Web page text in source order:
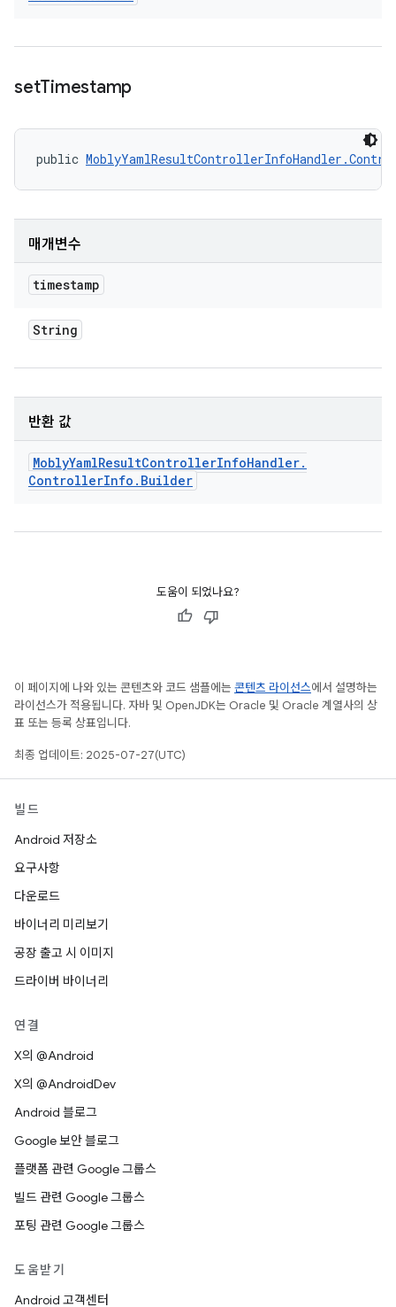
setTimestamp
public
매개변수
timestamp
String
반환 값
MoblyYamlResultControllerInfoHandler.
ControllerInfo . Builder
도움이 되었나요?
이 페이지에 나와 있는 콘텐츠와 코드 샘플에는 콘텐츠 라이선스에서 설명하는
라이선스가 적용됩니다. 자바 및 OpenJDK는 Oracle 및 Oracle 계열사의 상
표 또는 등록 상표입니다.
최종 업데이트: 2025-07-27(UTC)
빌드
Android 저장소
요구사항
다운로드
바이너리 미리보기
공장 출고 시 이미지
드라이버 바이너리
연결
X의 @Android
X의 @AndroidDev
Android 블로그
Google 보안 블로그
플랫폼 관련 Google 그룹스
빌드 관련 Google 그룹스
포팅 관련 Google 그룹스
도움받기
Android 고객센터